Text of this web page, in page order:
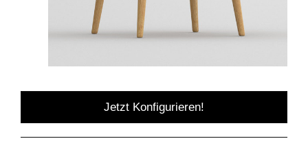
Jetzt Konfigurieren!